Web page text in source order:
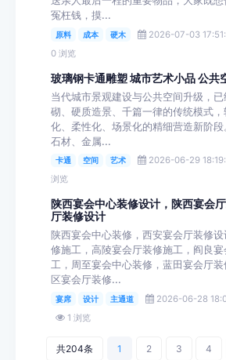
冤枉钱，摸...
原料 成本 硬木 2026-07-03
0 浏览
玻璃钢卡通雕塑 城市艺术小品 公共
当代城市景观建设与公共空间升级，
砌、硬质造景、千篇一律的传统模式
化、柔性化、场景化的精细营造新阶
石材、金属...
卡通 空间 艺术 2026-06-29
浏览
陕西宴会中心装修设计，陕西宴会
厅装修设计
陕西宴会中心装修，西安宴会厅装修
修施工，高陵宴会厅装修施工，阎良
工，周至宴会中心装修，蓝田宴会厅
区宴会厅装修...
宴席 设计 主通道 2026-06-28
1 浏览
共204条 1 2 3 4